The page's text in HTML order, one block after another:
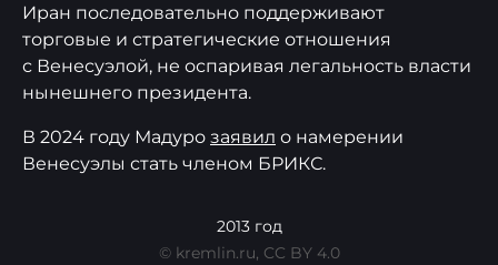
Иран последовательно поддерживают
торговые и стратегические отношения
с Венесуэлой, не оспаривая легальность власти
нынешнего президента.
В 2024 году Мадуро заявил о намерении
Венесуэлы стать членом БРИКС.
2013 год
© kremlin.ru, CC BY 4.0